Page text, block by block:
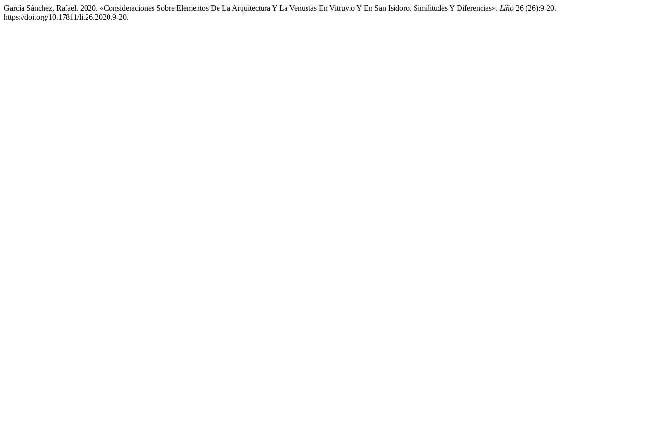
García Sánchez, Rafael. 2020. «Consideraciones Sobre Elementos De La Arquitectura Y La Venustas En Vitruvio Y En San Isidoro. Similitudes Y Diferencias». Liño 26 (26):9-20.
https://doi.org/10.17811/li.26.2020.9-20.